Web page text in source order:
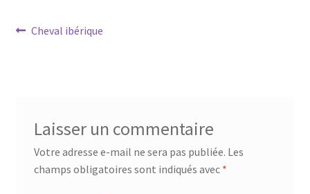
Navigation
Article
Cheval ibérique
Laisser un commentaire
Votre adresse e-mail ne sera pas publiée. Les
champs obligatoires sont indiqués avec *